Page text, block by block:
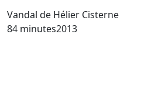
Vandal de Hélier Cisterne
84 minutes2013